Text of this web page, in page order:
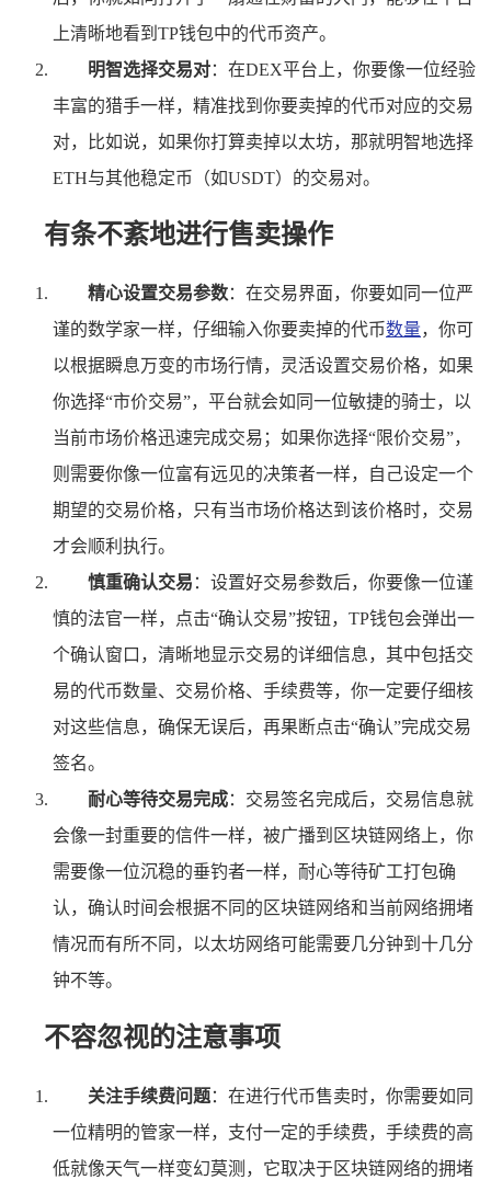
上清晰地看到TP钱包中的代币资产。
明智选择交易对：在DEX平台上，你要像一位经验
丰富的猎手一样，精准找到你要卖掉的代币对应的交易
对，比如说，如果你打算卖掉以太坊，那就明智地选择
ETH与其他稳定币（如USDT）的交易对。
有条不紊地进行售卖操作
精心设置交易参数：在交易界面，你要如同一位严
谨的数学家一样，仔细输入你要卖掉的代币数量，你可
以根据瞬息万变的市场行情，灵活设置交易价格，如果
你选择“市价交易”，平台就会如同一位敏捷的骑士，以
当前市场价格迅速完成交易；如果你选择“限价交易”，
则需要你像一位富有远见的决策者一样，自己设定一个
期望的交易价格，只有当市场价格达到该价格时，交易
才会顺利执行。
慎重确认交易 ：设置好交易参数后，你要像一位谨
慎的法官一样，点击“确认交易”按钮，TP钱包会弹出一
个确认窗口，清晰地显示交易的详细信息，其中包括交
易的代币数量、交易价格、手续费等，你一定要仔细核
对这些信息，确保无误后，再果断点击“确认”完成交易
签名。
耐心等待交易完成：交易签名完成后，交易信息就
会像一封重要的信件一样，被广播到区块链网络上，你
需要像一位沉稳的垂钓者一样，耐心等待矿工打包确
认，确认时间会根据不同的区块链网络和当前网络拥堵
情况而有所不同，以太坊网络可能需要几分钟到十几分
钟不等。
不容忽视的注意事项
关注手续费问题：在进行代币售卖时，你需要如同
一位精明的管家一样，支付一定的手续费，手续费的高
低就像天气一样变幻莫测，它取决于区块链网络的拥堵